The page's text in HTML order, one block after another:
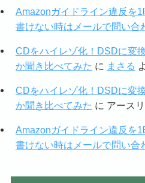
Amazonガイドライン違反を
書けない時はメールで問い合
CDをハイレゾ化！DSDに変
か聞き比べてみた に まさる
CDをハイレゾ化！DSDに変
か聞き比べてみた に アース
Amazonガイドライン違反を
書けない時はメールで問い合